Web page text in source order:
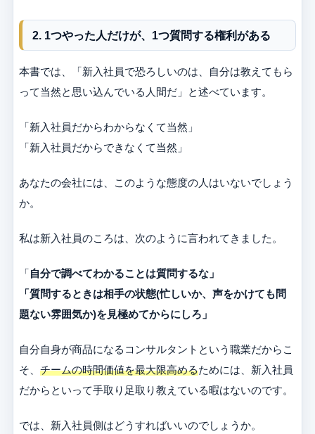
2. 1つやった人だけが、1つ質問する権利がある
本書では、「新入社員で恐ろしいのは、自分は教えてもら
って当然と思い込んでいる人間だ」と述べています。
「新入社員だからわからなくて当然」
「新入社員だからできなくて当然」
あなたの会社には、このような態度の人はいないでしょう
か。
私は新入社員のころは、次のように言われてきました。
「 自分で調べてわかることは質問するな」
「質問するときは相手の状態(忙しいか、声をかけても問
題ない雰囲気か)を見極めてからにしろ」
自分自身が商品になるコンサルタントという職業だからこ
そ、 チームの時間価値を最大限高めるためには、新入社員
だからといって手取り足取り教えている暇はないのです。
では、新入社員側はどうすればいいのでしょうか。